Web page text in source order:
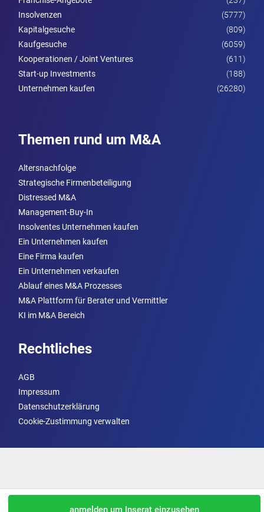
Insolvenzen
(5777)
Kapitalgesuche
(809)
Kaufgesuche
(6059)
Kooperationen / Joint Ventures
(611)
Start-up Investments
(188)
Unternehmen kaufen
(26280)
Themen rund um M&A
Altersnachfolge
Strategische Firmenbeteiligung
Distressed M&A
Management-Buy-In
Insolventes Unternehmen kaufen
Ein Unternehmen kaufen
Eine Firma kaufen
Ein Unternehmen verkaufen
Ablauf eines M&A Prozesses
M&A Plattform für Berater und Vermittler
KI im M&A Bereich
Rechtliches
AGB
Impressum
Datenschutzerklärung
Cookie-Zustimmung verwalten
anmelden um Inserat einzusehen